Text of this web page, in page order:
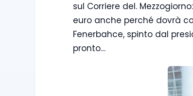
sul Corriere del.
euro anche perché dovrà
Fenerbahce, spinto dal
pronto…